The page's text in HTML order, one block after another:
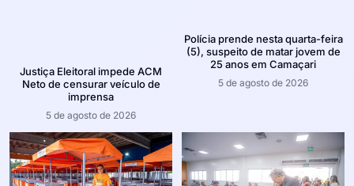
Justiça Eleitoral impede ACM
Neto de censurar veículo de
imprensa
5 de agosto de 2026
Polícia prende nesta quarta-feira
(5), suspeito de matar jovem de
25 anos em Camaçari
5 de agosto de 2026